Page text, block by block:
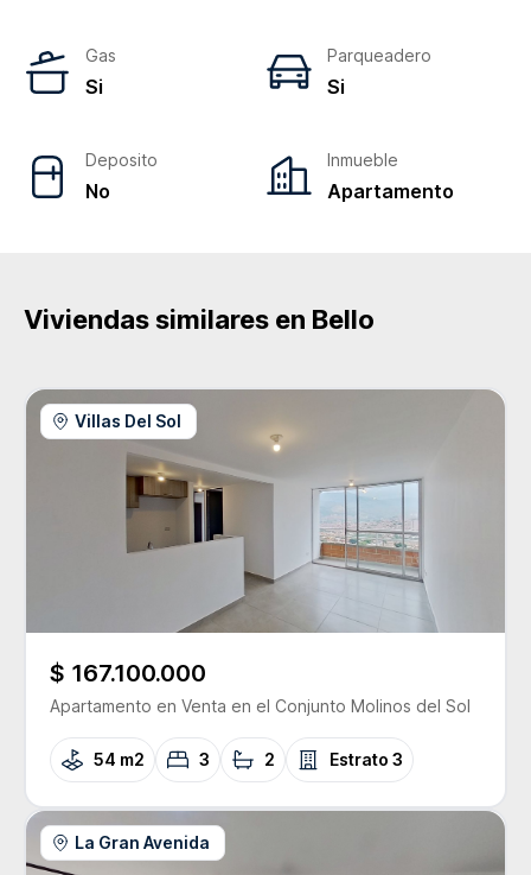
Gas
Si
Parqueadero
Si
Deposito
No
Inmueble
Apartamento
Viviendas similares en Bello
Villas Del Sol
$ 167.100.000
Apartamento en Venta en el Conjunto Molinos del Sol
54 m2 3 2 Estrato 3
La Gran Avenida